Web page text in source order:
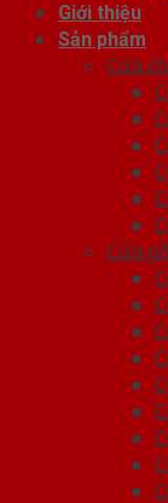
Giới thiệu
Sản phẩm
Cửa
Cửa gỗ